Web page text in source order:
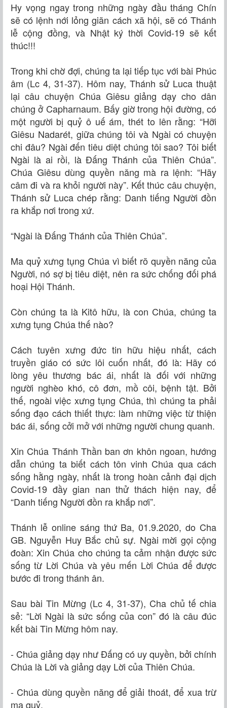
Hy vọng ngay trong những ngày đầu tháng Chín
sẽ có lệnh nới lỏng giãn cách xã hội, sẽ có Thánh
lễ cộng đồng, và Nhật ký thời Covid-19 sẽ kết
thúc!!!
Trong khi chờ đợi, chúng ta lại tiếp tục với bài Phúc
âm (Lc 4, 31-37). Hôm nay, Thánh sử Luca thuật
lại câu chuyện Chúa Giêsu giảng dạy cho dân
chúng ở Capharnaum. Bấy giờ trong hội đường, có
một người bị quỷ ô uế ám, thét to lên rằng: “Hỡi
Giêsu Nadarét, giữa chúng tôi và Ngài có chuyện
chi đâu? Ngài đến tiêu diệt chúng tôi sao? Tôi biết
Ngài là ai rồi, là Ðấng Thánh của Thiên Chúa”.
Chúa Giêsu dùng quyền năng mà ra lệnh: “Hãy
câm đi và ra khỏi người này”. Kết thúc câu chuyện,
Thánh sử Luca chép rằng: Danh tiếng Người đồn
ra khắp nơi trong xứ.
“Ngài là Ðấng Thánh của Thiên Chúa”.
Ma quỷ xưng tụng Chúa vì biết rõ quyền năng của
Người, nó sợ bị tiêu diệt, nên ra sức chống đối phá
hoại Hội Thánh.
Còn chúng ta là Kitô hữu, là con Chúa, chúng ta
xưng tụng Chúa thế nào?
Cách tuyên xưng đức tin hữu hiệu nhất, cách
truyền giáo có sức lôi cuốn nhất, đó là: Hãy có
lòng yêu thương bác ái, nhất là đối với những
người nghèo khó, cô đơn, mồ côi, bệnh tật. Bởi
thế, ngoài việc xưng tụng Chúa, thì chúng ta phải
sống đạo cách thiết thực: làm những việc từ thiện
bác ái, sống cởi mở với những người chung quanh.
Xin Chúa Thánh Thần ban ơn khôn ngoan, hướng
dẫn chúng ta biết cách tôn vinh Chúa qua cách
sống hằng ngày, nhất là trong hoàn cảnh đại dịch
Covid-19 đầy gian nan thử thách hiện nay, để
“Danh tiếng Người đồn ra khắp nơi”.
Thánh lễ online sáng thứ Ba, 01.9.2020, do Cha
GB. Nguyễn Huy Bắc chủ sự. Ngài mời gọi cộng
đoàn: Xin Chúa cho chúng ta cảm nhận được sức
sống từ Lời Chúa và yêu mến Lời Chúa để được
bước đi trong thánh ân.
Sau bài Tin Mừng (Lc 4, 31-37), Cha chủ tế chia
sẻ: “Lời Ngài là sức sống của con” đó là câu đúc
kết bài Tin Mừng hôm nay.
- Chúa giảng dạy như Đấng có uy quyền, bởi chính
Chúa là Lời và giảng dạy Lời của Thiên Chúa.
- Chúa dùng quyền năng để giải thoát, để xua trừ
ma quỷ.